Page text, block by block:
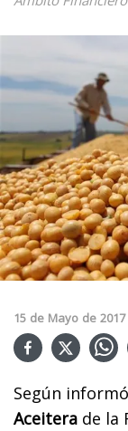
15 de Mayo de 2017
Según
Aceitera de la